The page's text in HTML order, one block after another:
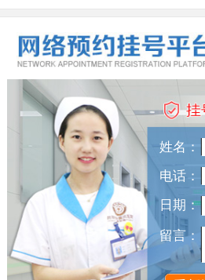
姓名：
电话：
日期：
留言：